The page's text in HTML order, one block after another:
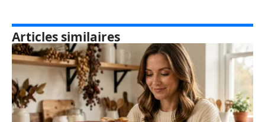
Articles similaires